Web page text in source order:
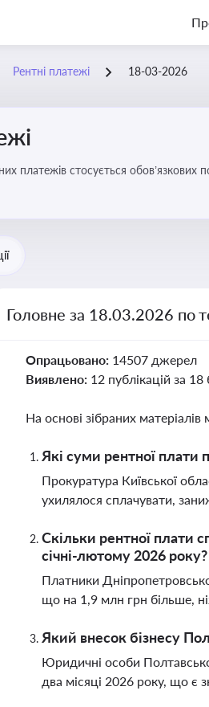
Рентні платежі 18-03-2026
платежів стосується
Головне за 18.03.2026 по
Опрацьовано: 14507 джерел
Виявлено: 12 публікацій за 18
На основі зібраних
Які суми рентної
Прокуратура Київської
ухилялося сплачувати,
Скільки рентної плати
січні-лютому 2026 року?
Платники
що на 1,9 млн грн більше,
Який внесок бізнесу
Юридичні особи
два місяці 2026 року, що є